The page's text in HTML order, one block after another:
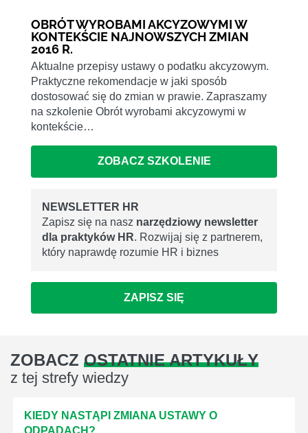
OBRÓT WYROBAMI AKCYZOWYMI W
KONTEKŚCIE NAJNOWSZYCH ZMIAN
2016 R.
Aktualne przepisy ustawy o podatku akcyzowym.
Praktyczne rekomendacje w jaki sposób
dostosować się do zmian w prawie. Zapraszamy
na szkolenie Obrót wyrobami akcyzowymi w
kontekście…
ZOBACZ SZKOLENIE
NEWSLETTER HR
Zapisz się na nasz narzędziowy newsletter
dla praktyków HR. Rozwijaj się z partnerem,
który naprawdę rozumie HR i biznes
ZAPISZ SIĘ
ZOBACZ OSTATNIE ARTYKUŁY
z tej strefy wiedzy
KIEDY NASTĄPI ZMIANA USTAWY O
ODPADACH?